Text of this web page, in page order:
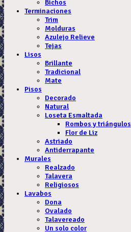
Bichos
Terminaciones
Trim
Molduras
Azulejo Relieve
Tejas
Lisos
Brillante
Tradicional
Mate
Pisos
Decorado
Natural
Loseta Esmaltada
Rombos y triángulos
Flor de Liz
Astriado
Antiderrapante
Murales
Realzado
Talavera
Religiosos
Lavabos
Dona
Ovalado
Talavereado
Un solo color